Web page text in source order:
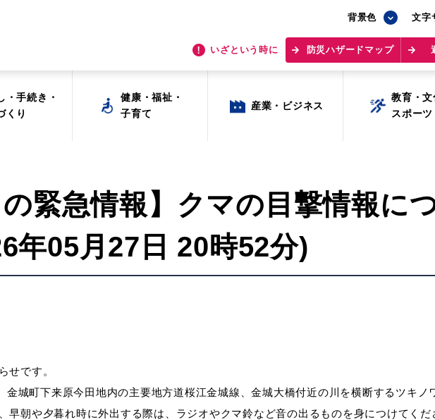
背景色 文字
いざという時に 防災ハザードマップ
背景色 文字
いざという時に 防災ハザードマップ
・手続き・
くり
健康・福祉・
子育て
産業・ビジネス
教育・文
スポーツ
・手続き・
くり
健康・福祉・
子育て
産業・ビジネス
教育・文
スポーツ
の緊急情報】クマの目撃情報に
年05月27日 20時52分)
せです。
金城町下来原今田地内の主要地方道桜江金城線、金城大橋付近の川を横断するツキノ
早朝や夕暮れ時に外出する際は、ラジオやクマ鈴など音の出るものを身につけてくだ